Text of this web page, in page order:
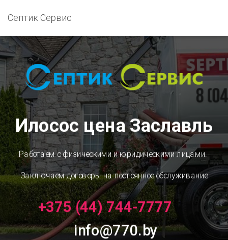
Септик Сервис
Илосос цена Заславль
Работаем с физическими и юридическими лицами.
Заключаем договоры на постоянное обслуживание
+375 (44) 744-7777
info@770.by